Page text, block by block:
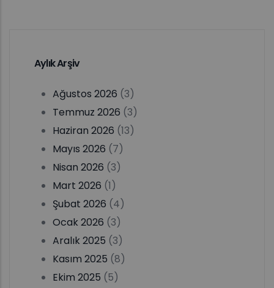
Aylık Arşiv
Ağustos 2026 (3)
Temmuz 2026 (3)
Haziran 2026 (13)
Mayıs 2026 (7)
Nisan 2026 (3)
Mart 2026 (1)
Şubat 2026 (4)
Ocak 2026 (3)
Aralık 2025 (3)
Kasım 2025 (8)
Ekim 2025 (5)